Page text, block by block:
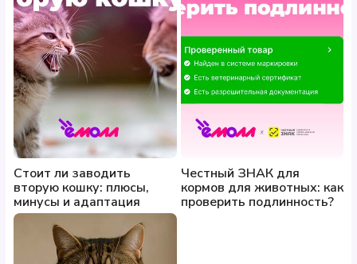
Стоит ли заводить
вторую кошку: плюсы,
минусы и адаптация
Честный ЗНАК для
кормов для животных: как
проверить подлинность?